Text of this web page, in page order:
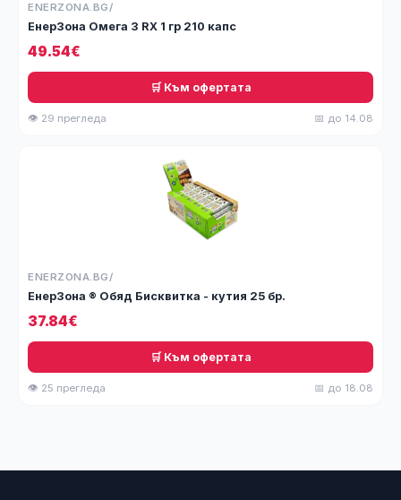
ENERZONA.BG/
ЕнерЗона Омега 3 RX 1 гр 210 капс
49.54€
🛒 Към офертата
👁 29 прегледа 📅 до 14.08
ENERZONA.BG/
ЕнерЗона ® Обяд Бисквитка - кутия 25 бр.
37.84€
🛒 Към офертата
👁 25 прегледа 📅 до 18.08